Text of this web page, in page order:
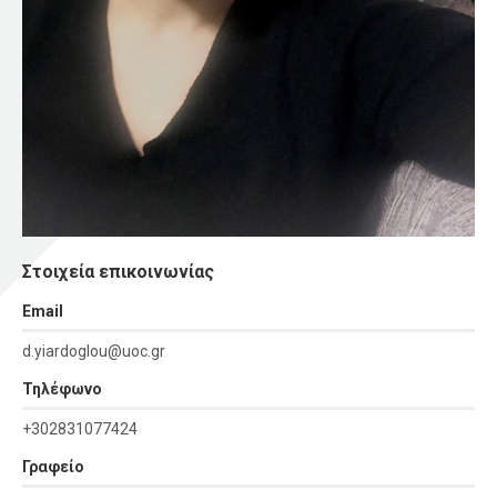
Στοιχεία επικοινωνίας
Εmail
d.yiardoglou@uoc.gr
Τηλέφωνο
+302831077424
Γραφείο